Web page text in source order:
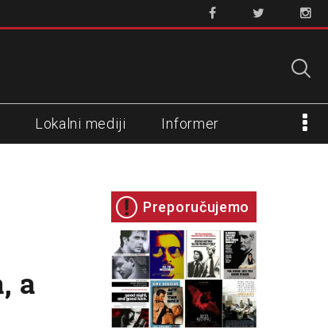
Lokalni mediji Informer
a
Preporučujemo